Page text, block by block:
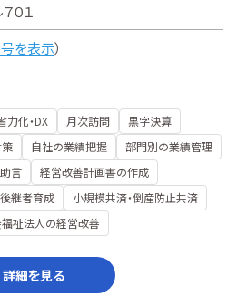
０１
を表示）
化・DX 月次訪問
黒字決算
策 自社の業績把握
部門別の業績管理
言
経営改善計画書の作成
後継者育成
小規模共済・倒産防止共済
祉法人の経営改善
詳細を見る